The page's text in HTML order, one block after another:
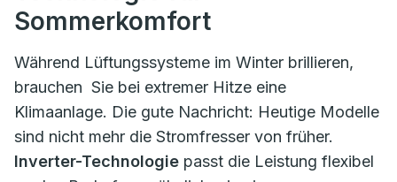
Sommerkomfort
Während Lüftungssysteme im Winter brillieren,
brauchen Sie bei extremer Hitze eine
Klimaanlage. Die gute Nachricht: Heutige Modelle
sind nicht mehr die Stromfresser von früher.
Inverter-Technologie passt die Leistung flexibel